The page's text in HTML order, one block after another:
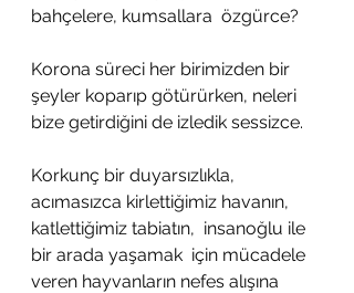
bahçelere, kumsallara  özgürce?
Korona süreci her birimizden bir
şeyler koparıp götürürken, neleri
bize getirdiğini de izledik sessizce.
Korkunç bir duyarsızlıkla,
acımasızca kirlettiğimiz havanın,
katlettiğimiz tabiatın,  insanoğlu ile
bir arada yaşamak  için mücadele
veren hayvanların nefes alışına